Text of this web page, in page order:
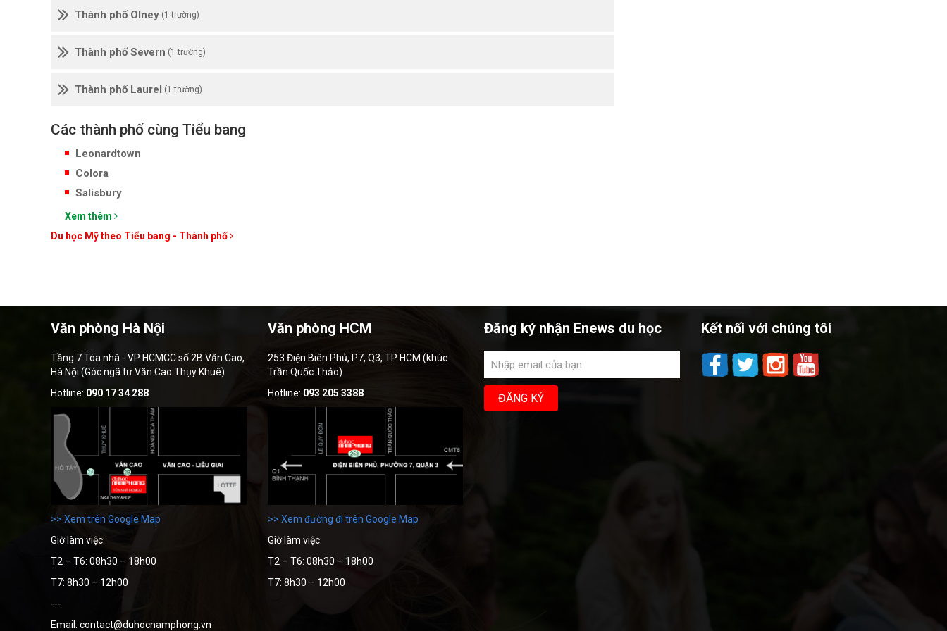
Thành phố Olney (1 trường)
Thành phố Severn (1 trường)
Thành phố Laurel (1 trường)
Các thành phố cùng Tiểu bang
Leonardtown
Colora
Salisbury
Xem thêm
Du học Mỹ theo Tiểu bang - Thành phố
Văn phòng Hà Nội
Tầng 7 Tòa nhà - VP HCMCC số 2B Văn Cao,
Hà Nội (Góc ngã tư Văn Cao Thụy Khuê)
Hotline: 090 17 34 288
>> Xem trên Google Map
Giờ làm việc:
T2 – T6: 08h30 – 18h00
T7: 8h30 – 12h00
---
Văn phòng HCM
253 Điện Biên Phủ, P7, Q3, TP HCM (khúc
Trần Quốc Thảo)
Hotline: 093 205 3388
>> Xem đường đi trên Google Map
Giờ làm việc:
T2 – T6: 08h30 – 18h00
T7: 8h30 – 12h00
Email: contact@duhocnamphong.vn
Đăng ký nhận Enews du học Kết nối với chúng tôi